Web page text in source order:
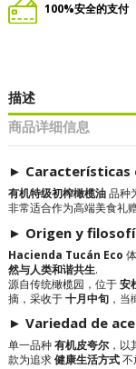
100%安全的支付
描述
商品详细信息
► Características
有机特级初榨橄榄油品种
非常适合作为高端美食礼
► Origen y
Hacienda Tucán Eco
然与人类和谐共生.
源自传统橄榄园，位于安
摘，采收于十月中旬 ，当
► Variedad de
单一品种有机皮夸尔 ，
款为追求健康生活方式不